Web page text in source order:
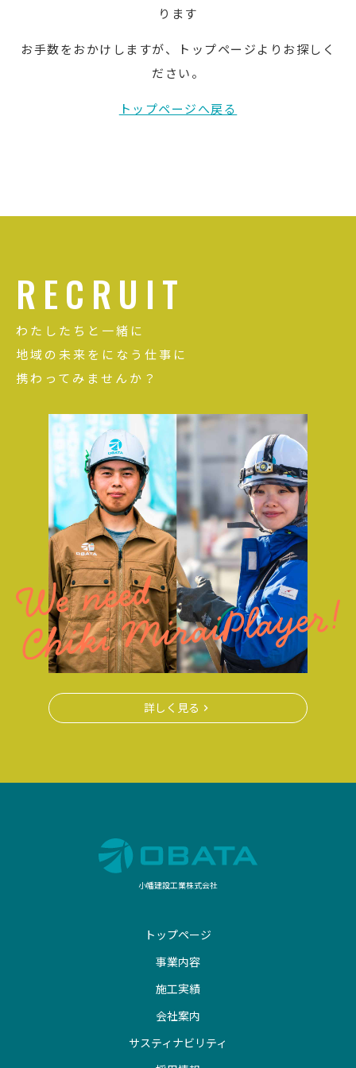
ります
お手数をおかけしますが、トップページよりお探しく
ださい。
トップページへ戻る
RECRUIT
わたしたちと一緒に
地域の未来をになう仕事に
携わってみませんか？
詳しく見る
小幡建設工業株式会社
トップページ
事業内容
施工実績
会社案内
サスティナビリティ